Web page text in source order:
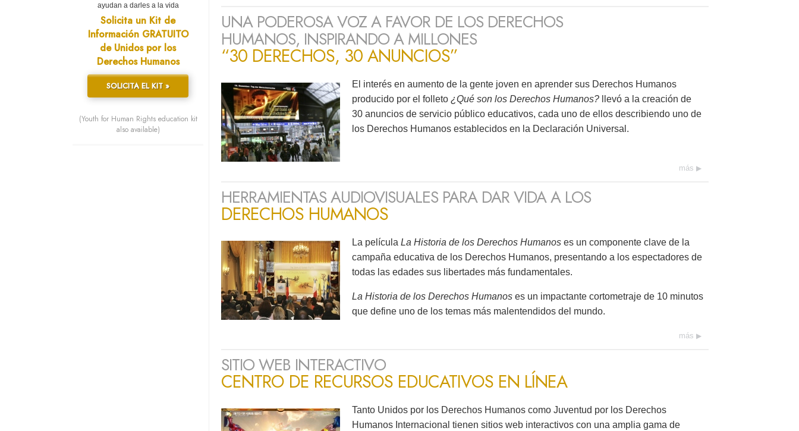
UNA PODEROSA VOZ A FAVOR DE LOS DERECHOS
HUMANOS, INSPIRANDO A MILLONES
“30 DERECHOS, 30 ANUNCIOS”
El interés en aumento de la gente joven en aprender sus Derechos Humanos
producido por el folleto ¿Qué son los Derechos Humanos? llevó a la creación de
30 anuncios de servicio público educativos, cada uno de ellos describiendo uno de
los Derechos Humanos establecidos en la Declaración Universal.
más
HERRAMIENTAS AUDIOVISUALES PARA DAR VIDA A LOS
DERECHOS HUMANOS
La película La Historia de los Derechos Humanos es un componente clave de la
campaña educativa de los Derechos Humanos, presentando a los espectadores de
todas las edades sus libertades más fundamentales.
La Historia de los Derechos Humanos es un impactante cortometraje de 10 minutos
que define uno de los temas más malentendidos del mundo.
más
SITIO WEB INTERACTIVO
CENTRO DE RECURSOS EDUCATIVOS EN LÍNEA
Tanto Unidos por los Derechos Humanos como Juventud por los Derechos
Humanos Internacional tienen sitios web interactivos con una amplia gama de
ayudan a darles a la vida
Solicita un Kit de
Información GRATUITO
de Unidos por los
Derechos Humanos
SOLICITA EL KIT »
(Youth for Human Rights education kit
also available)